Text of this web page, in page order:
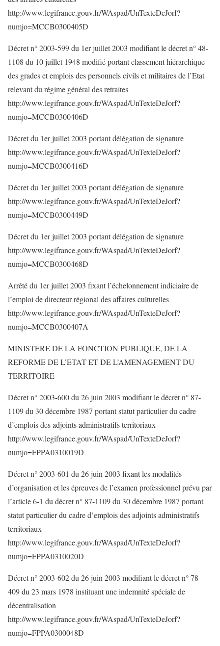
http://www.legifrance.gouv.fr/WAspad/UnTexteDeJorf?
numjo=MCCB0300405D
Décret n° 2003-599 du 1er juillet 2003 modifiant le décret n° 48-
1108 du 10 juillet 1948 modifié portant classement hiérarchique
des grades et emplois des personnels civils et militaires de l’Etat
relevant du régime général des retraites
http://www.legifrance.gouv.fr/WAspad/UnTexteDeJorf?
numjo=MCCB0300406D
Décret du 1er juillet 2003 portant délégation de signature
http://www.legifrance.gouv.fr/WAspad/UnTexteDeJorf?
numjo=MCCB0300416D
Décret du 1er juillet 2003 portant délégation de signature
http://www.legifrance.gouv.fr/WAspad/UnTexteDeJorf?
numjo=MCCB0300449D
Décret du 1er juillet 2003 portant délégation de signature
http://www.legifrance.gouv.fr/WAspad/UnTexteDeJorf?
numjo=MCCB0300468D
Arrêté du 1er juillet 2003 fixant l’échelonnement indiciaire de
l’emploi de directeur régional des affaires culturelles
http://www.legifrance.gouv.fr/WAspad/UnTexteDeJorf?
numjo=MCCB0300407A
MINISTERE DE LA FONCTION PUBLIQUE, DE LA
REFORME DE L’ETAT ET DE L’AMENAGEMENT DU
TERRITOIRE
Décret n° 2003-600 du 26 juin 2003 modifiant le décret n° 87-
1109 du 30 décembre 1987 portant statut particulier du cadre
d’emplois des adjoints administratifs territoriaux
http://www.legifrance.gouv.fr/WAspad/UnTexteDeJorf?
numjo=FPPA0310019D
Décret n° 2003-601 du 26 juin 2003 fixant les modalités
d’organisation et les épreuves de l’examen professionnel prévu par
l’article 6-1 du décret n° 87-1109 du 30 décembre 1987 portant
statut particulier du cadre d’emplois des adjoints administratifs
territoriaux
http://www.legifrance.gouv.fr/WAspad/UnTexteDeJorf?
numjo=FPPA0310020D
Décret n° 2003-602 du 26 juin 2003 modifiant le décret n° 78-
409 du 23 mars 1978 instituant une indemnité spéciale de
décentralisation
http://www.legifrance.gouv.fr/WAspad/UnTexteDeJorf?
numjo=FPPA0300048D